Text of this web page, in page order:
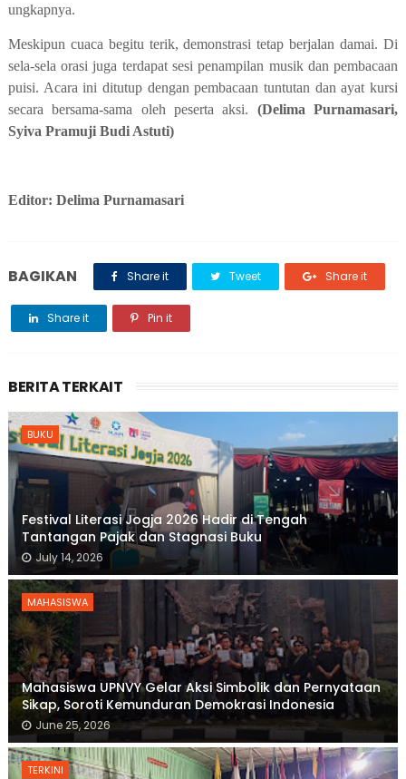
ungkapnya.
Meskipun cuaca begitu terik, demonstrasi tetap berjalan damai. Di
sela-sela orasi juga terdapat sesi penampilan musik dan pembacaan
puisi. Acara ini ditutup dengan pembacaan tuntutan dan ayat kursi
secara bersama-sama oleh peserta aksi. (Delima Purnamasari,
Syiva Pramuji Budi Astuti)
Editor: Delima Purnamasari
BAGIKAN Share it Tweet Share it
Share it Pin it
BERITA TERKAIT
BUKU
Festival Literasi Jogja 2026 Hadir di Tengah
Tantangan Pajak dan Stagnasi Buku
July 14, 2026
MAHASISWA
Mahasiswa UPNVY Gelar Aksi Simbolik dan Pernyataan
Sikap, Soroti Kemunduran Demokrasi Indonesia
June 25, 2026
TERKINI